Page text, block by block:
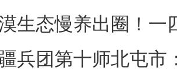
振
生态慢养出圈！一
桌
兵团第十师北屯市